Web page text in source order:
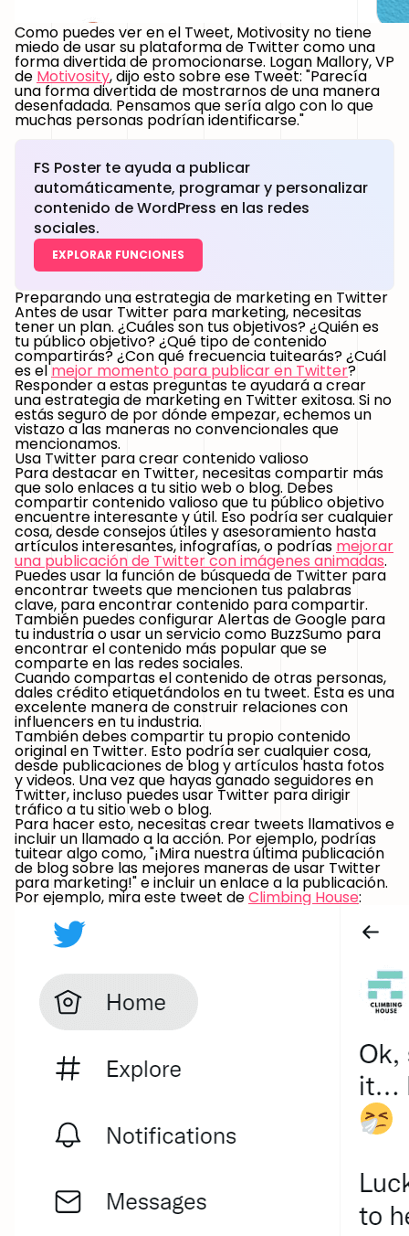
Como puedes ver en el Tweet, Motivosity no tiene
miedo de usar su plataforma de Twitter como una
forma divertida de promocionarse. Logan Mallory, VP
de Motivosity, dijo esto sobre ese Tweet: "Parecía
una forma divertida de mostrarnos de una manera
desenfadada. Pensamos que sería algo con lo que
muchas personas podrían identificarse."
FS Poster te ayuda a publicar
automáticamente, programar y personalizar
contenido de WordPress en las redes
sociales.
EXPLORAR FUNCIONES
Preparando una estrategia de marketing en Twitter
Antes de usar Twitter para marketing, necesitas
tener un plan. ¿Cuáles son tus objetivos? ¿Quién es
tu público objetivo? ¿Qué tipo de contenido
compartirás? ¿Con qué frecuencia tuitearás? ¿Cuál
es elmejor momento para publicar en Twitter?
Responder a estas preguntas te ayudará a crear
una estrategia de marketing en Twitter exitosa. Si no
estás seguro de por dónde empezar, echemos un
vistazo a las maneras no convencionales que
mencionamos.
Usa Twitter para crear contenido valioso
Para destacar en Twitter, necesitas compartir más
que solo enlaces a tu sitio web o blog. Debes
compartir contenido valioso que tu público objetivo
encuentre interesante y útil. Eso podría ser cualquier
cosa, desde consejos útiles y asesoramiento hasta
artículos interesantes, infografías, o podrías mejorar
una publicación de Twitter con imágenes animadas.
Puedes usar la función de búsqueda de Twitter para
encontrar tweets que mencionen tus palabras
clave, para encontrar contenido para compartir.
También puedes configurar Alertas de Google para
tu industria o usar un servicio como BuzzSumo para
encontrar el contenido más popular que se
comparte en las redes sociales.
Cuando compartas el contenido de otras personas,
dales crédito etiquetándolos en tu tweet. Esta es una
excelente manera de construir relaciones con
influencers en tu industria.
También debes compartir tu propio contenido
original en Twitter. Esto podría ser cualquier cosa,
desde publicaciones de blog y artículos hasta fotos
y videos. Una vez que hayas ganadoseguidores en
Twitter, incluso puedes usar Twitter para dirigir
tráfico a tu sitio web o blog.
Para hacer esto, necesitas crear tweets llamativos e
incluir un llamado a la acción. Por ejemplo, podrías
tuitear algo como, "¡Mira nuestra última publicación
de blog sobre las mejores maneras de usar Twitter
para marketing!" e incluir un enlace a la publicación.
Por ejemplo, mira este tweet deClimbing House: